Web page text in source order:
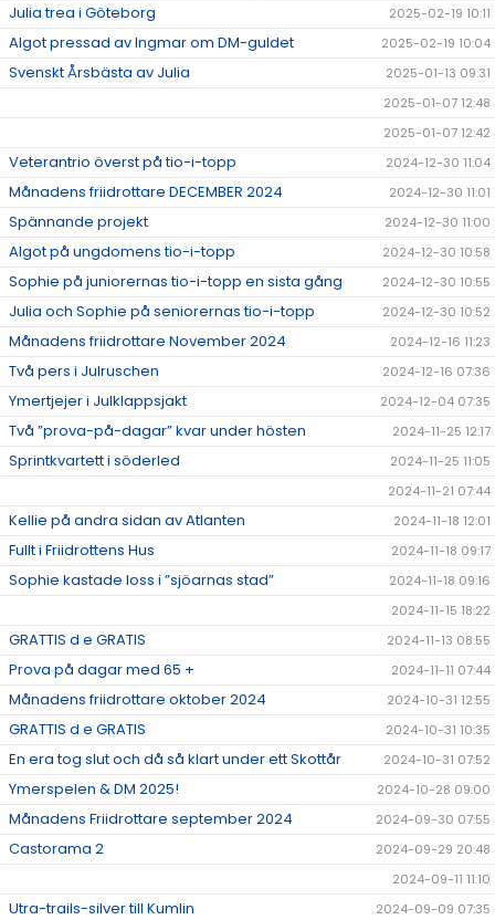
Julia trea i Göteborg 2025-02-19 10:11
Algot pressad av Ingmar om DM-guldet 2025-02-19 10:04
Svenskt Årsbästa av Julia
2025-01-13 09:31
2025-01-07 12:48
2025-01-07 12:42
Veterantrio överst på tio-i-topp 2024-12-30 11:04
Månadens friidrottare DECEMBER 2024 2024-12-30 11:01
Spännande projekt 2024-12-30 11:00
Algot på ungdomens tio-i-topp 2024-12-30 10:58
Sophie på juniorernas tio-i-topp en sista gång 2024-12-30 10:55
Julia och Sophie på seniorernas tio-i-topp 2024-12-30 10:52
Månadens friidrottare November 2024 2024-12-16 11:23
Två pers i Julruschen 2024-12-16 07:36
Ymertjejer i Julklappsjakt 2024-12-04 07:35
Två ”prova-på-dagar” kvar under hösten 2024-11-25 12:17
Sprintkvartett i söderled
2024-11-25 11:05
2024-11-21 07:44
Kellie på andra sidan av Atlanten 2024-11-18 12:01
Fullt i Friidrottens Hus 2024-11-18 09:17
Sophie kastade loss i ”sjöarnas stad”
2024-11-18 09:16
2024-11-15 18:22
GRATTIS d e GRATIS 2024-11-13 08:55
Prova på dagar med 65 + 2024-11-11 07:44
Månadens friidrottare oktober 2024 2024-10-31 12:55
GRATTIS d e GRATIS 2024-10-31 10:35
En era tog slut och då så klart under ett Skottår 2024-10-31 07:52
Ymerspelen & DM 2025! 2024-10-28 09:00
Månadens Friidrottare september 2024 2024-09-30 07:55
Castorama 2
2024-09-29 20:48
2024-09-11 11:10
Utra-trails-silver till Kumlin 2024-09-09 07:35